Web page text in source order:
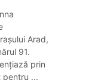
Arad,
91.
prin
pentru ...